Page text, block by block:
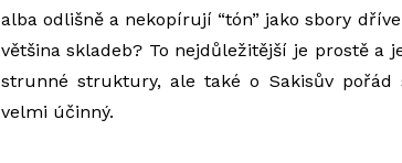
alba odlišně a nekopírují “tón” jako sbory
většina skladeb? To nejdůležitější je prostě a
strunné struktury, ale také o Sakisův
velmi účinný.